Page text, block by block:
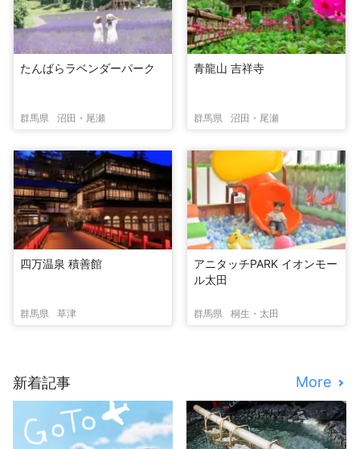
たんばらラベンダーパーク
群馬県 沼田・尾瀬
青龍山 吉祥寺
群馬県 沼田・尾瀬
四万温泉 積善館
群馬県 草津
アニタッチPARK イオンモー
ル太田
群馬県 桐生・太田
新着記事 More